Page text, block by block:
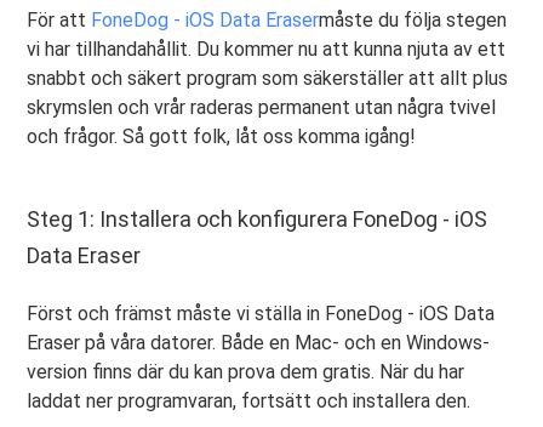
För att FoneDog - iOS Data Erasermåste du följa stegen
vi har tillhandahållit. Du kommer nu att kunna njuta av ett
snabbt och säkert program som säkerställer att allt plus
skrymslen och vrår raderas permanent utan några tvivel
och frågor. Så gott folk, låt oss komma igång!
Steg 1: Installera och konfigurera FoneDog - iOS
Data Eraser
Först och främst måste vi ställa in FoneDog - iOS Data
Eraser på våra datorer. Både en Mac- och en Windows-
version finns där du kan prova dem gratis. När du har
laddat ner programvaran, fortsätt och installera den.